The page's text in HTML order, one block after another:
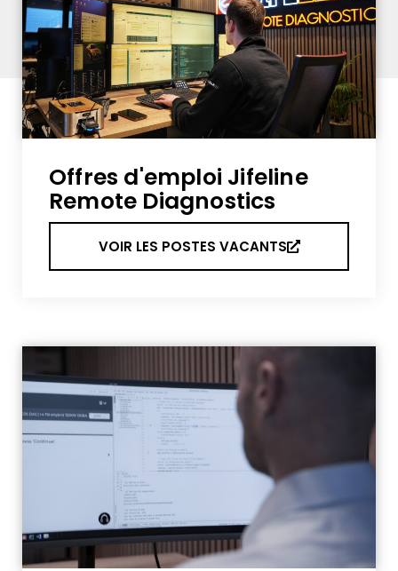
Offres d'emploi Jifeline
Remote Diagnostics
VOIR LES POSTES VACANTS